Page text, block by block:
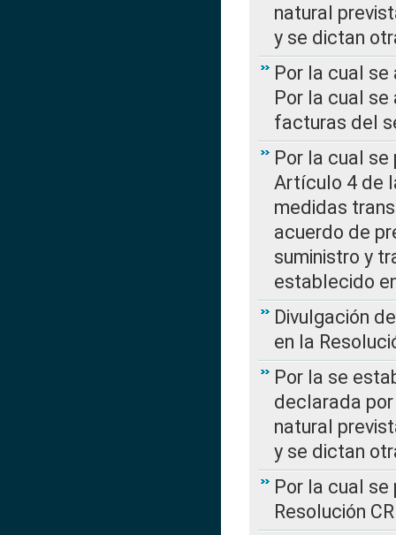
natural
y se dictan
Por la cual se
Por la cual
facturas del
Por la cual
Artículo 4 de
medidas
acuerdo de
suministro y
establecido
Divulgación
en la
Por la se
declarada
natural
y se dictan
Por la cual
Resolución